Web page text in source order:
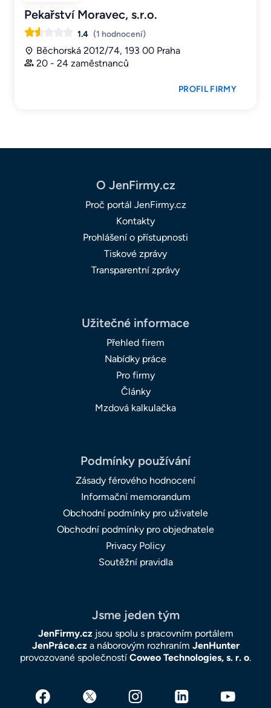
Pekařství Moravec, s.r.o.
1.4 (1 hodnocení)
Běchorská 2012/74, 193 00 Praha
20 - 24 zaměstnanců
PROFIL FIRMY
O JenFirmy.cz
Proč portál JenFirmy.cz
Kontakty
Prohlášení o přístupnosti
Tiskové zprávy
Transparentní zprávy
Užitečné informace
Přehled firem
Nabídky práce
Pro firmy
Články
Mzdová kalkulačka
Podmínky používání
Zásady férového hodnocení
Informační memorandum
Obchodní podmínky pro uživatele
Obchodní podmínky pro objednatele
Privacy Policy
Soutěžní pravidla
Jsme jeden tým
JenFirmy.czjsou spolu s pracovním portálem
JenPráce.cza náborovým rozhraním JenHunter
provozované společností Coweo Technologies, s. r. o.